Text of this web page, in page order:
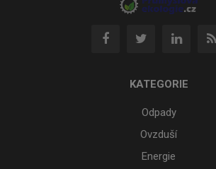
KATEGORIE
Odpady
Ovzduší
Energie